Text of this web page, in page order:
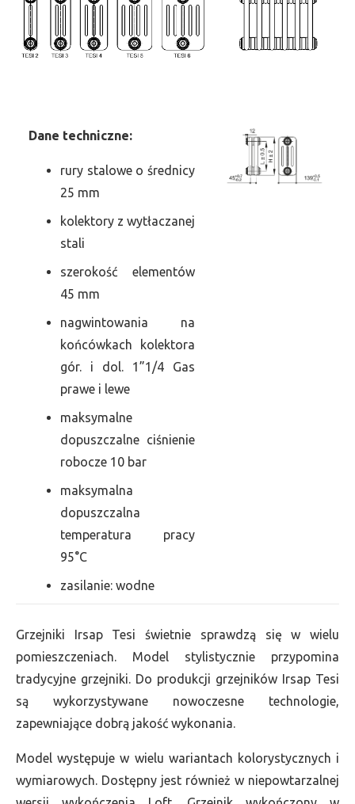
Dane techniczne:
rury stalowe o średnicy
25 mm
kolektory z wytłaczanej
stali
szerokość elementów
45 mm
nagwintowania na
końcówkach kolektora
gór. i dol. 1”1/4 Gas
prawe i lewe
maksymalne
dopuszczalne ciśnienie
robocze 10 bar
maksymalna
dopuszczalna
temperatura pracy
95°C
zasilanie: wodne
Grzejniki Irsap Tesi świetnie sprawdzą się w wielu
pomieszczeniach. Model stylistycznie przypomina
tradycyjne grzejniki. Do produkcji grzejników Irsap Tesi
są wykorzystywane nowoczesne technologie,
zapewniające dobrą jakość wykonania.
Model występuje w wielu wariantach kolorystycznych i
wymiarowych. Dostępny jest również w niepowtarzalnej